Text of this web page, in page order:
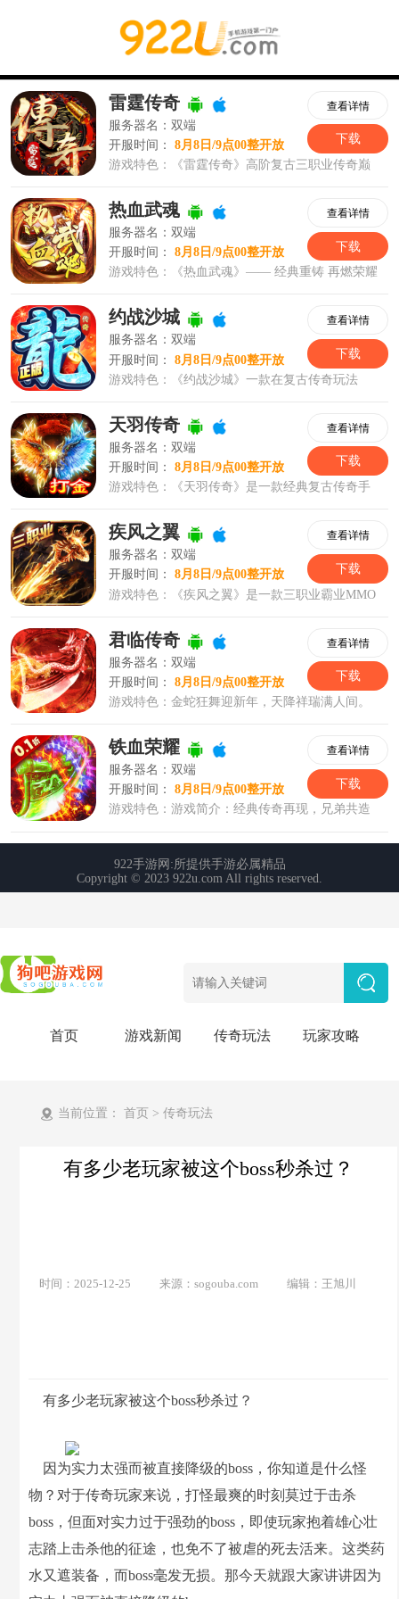
首页 游戏新闻 传奇玩法 玩家攻略
当前位置： 首页 > 传奇玩法
有多少老玩家被这个boss秒杀过？
时间：2025-12-25 来源：sogouba.com 编辑：王旭川
有多少老玩家被这个boss秒杀过？
因为实力太强而被直接降级的boss，你知道是什么怪
物？对于传奇玩家来说，打怪最爽的时刻莫过于击杀
boss，但面对实力过于强劲的boss，即使玩家抱着雄心壮
志踏上击杀他的征途，也免不了被虐的死去活来。这类药
水又遮装备，而boss毫发无损。那今天就跟大家讲讲因为